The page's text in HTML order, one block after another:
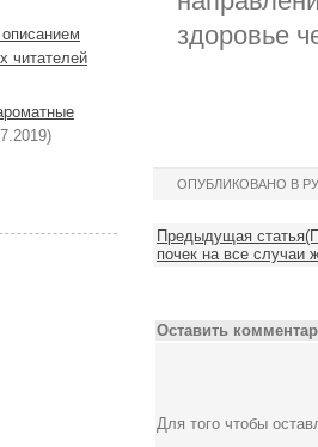
здоровье
ОПУБЛИКОВАНО В
Предыдущая
почек на все случаи
Оставить
Для того чтобы
читателей